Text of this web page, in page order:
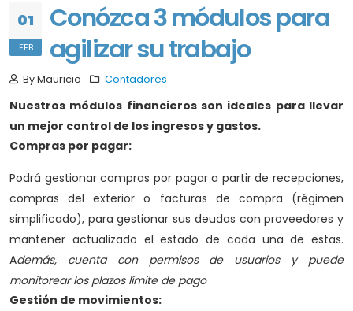
01
FEB
Conózca 3 módulos para
agilizar su trabajo
By Mauricio Contadores
Nuestros módulos financieros son ideales para llevar
un mejor control de los ingresos y gastos.
Compras por pagar:
Podrá gestionar compras por pagar a partir de recepciones,
compras del exterior o facturas de compra (régimen
simplificado), para gestionar sus deudas con proveedores y
mantener actualizado el estado de cada una de estas.
Además, cuenta con permisos de usuarios y puede
monitorear los plazos límite de pago
Gestión de movimientos: